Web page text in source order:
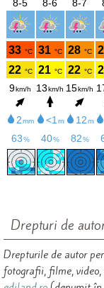
Drepturi de
Drepturile de autor
fotografii, filme,